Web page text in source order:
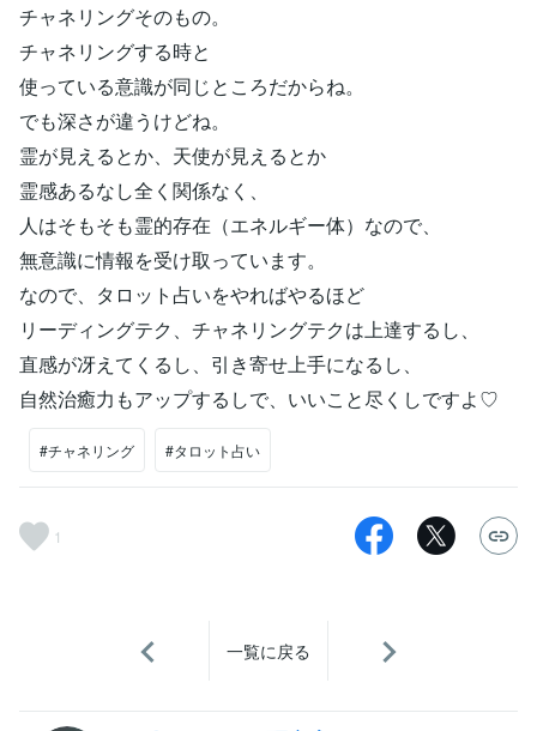
チャネリングそのもの。
チャネリングする時と
使っている意識が同じところだからね。
でも深さが違うけどね。
霊が見えるとか、天使が見えるとか
霊感あるなし全く関係なく、
人はそもそも霊的存在（エネルギー体）なので、
無意識に情報を受け取っています。
なので、タロット占いをやればやるほど
リーディングテク、チャネリングテクは上達するし、
直感が冴えてくるし、引き寄せ上手になるし、
自然治癒力もアップするしで、いいこと尽くしですよ♡
#チャネリング #タロット占い
1
一覧に戻る